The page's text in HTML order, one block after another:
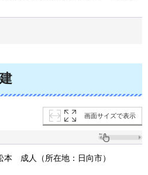
画面サイズで表示
本 成人（所在地：日向市）